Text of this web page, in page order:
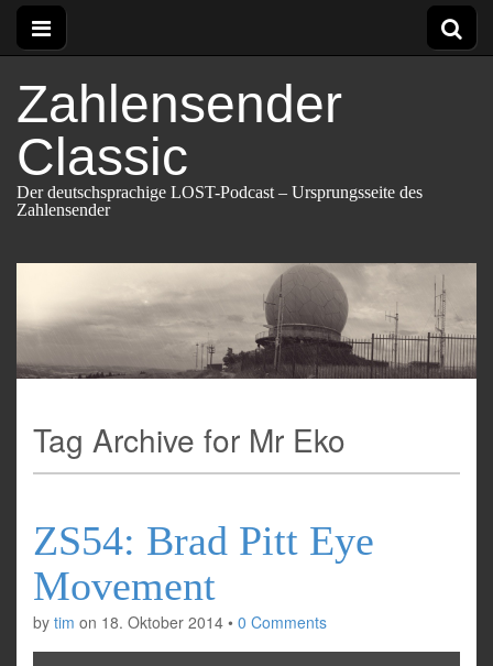
Zahlensender
Classic
Der deutschsprachige LOST-Podcast – Ursprungsseite des
Zahlensender
Tag Archive for Mr Eko
ZS54: Brad Pitt Eye
Movement
by tim on 18. Oktober 2014 • 0 Comments